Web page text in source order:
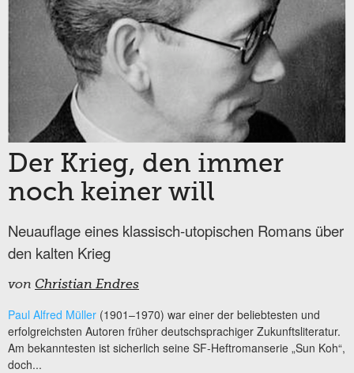
Der Krieg, den immer
noch keiner will
Neuauflage eines klassisch-utopischen Romans über
den kalten Krieg
von Christian Endres
Paul Alfred Müller (1901–1970) war einer der beliebtesten und
erfolgreichsten Autoren früher deutschsprachiger Zukunftsliteratur.
Am bekanntesten ist sicherlich seine SF-Heftromanserie „Sun Koh“,
doch...